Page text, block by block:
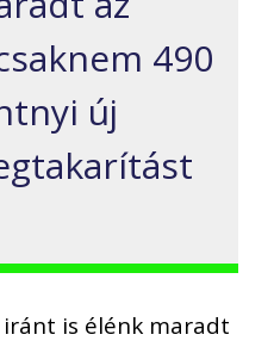
490
új
is élénk maradt